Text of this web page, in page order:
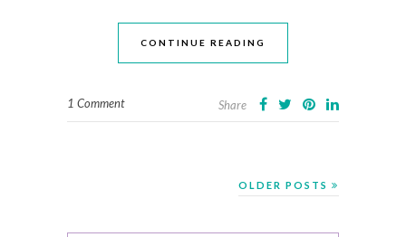
CONTINUE READING
1 Comment Share
OLDER POSTS